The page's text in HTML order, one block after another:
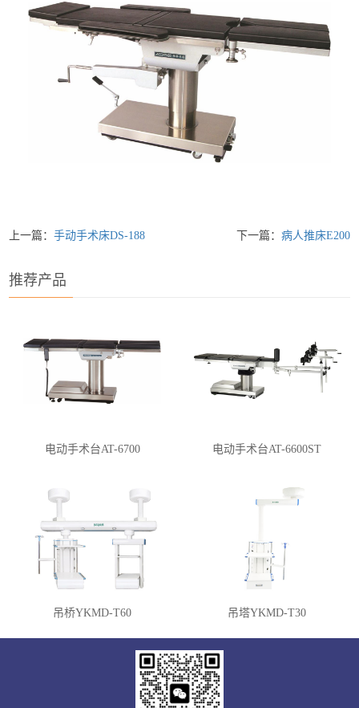
上一篇：手动手术床DS-188 下一篇： 病人推床E200
推荐产品
电动手术台AT-6700 电动手术台AT-6600ST
吊桥YKMD-T60 吊塔YKMD-T30